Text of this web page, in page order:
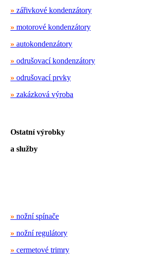
» zářivkové kondenzátory
» motorové kondenzátory
» autokondenzátory
» odrušovací kondenzátory
» odrušovací prvky
» zakázková výroba
Ostatní výrobky
a služby
» nožní spínače
» nožní regulátory
» cermetové trimry